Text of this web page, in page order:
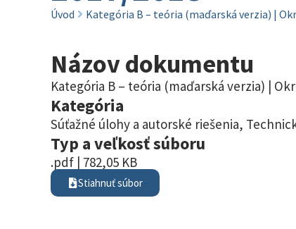
Úvod Kategória B – teória (maďarská verzia) |
Názov dokumentu
Kategória B – teória (maďarská verzia) |
Kategória
Súťažné úlohy a autorské riešenia,
Typ a veľkosť súboru
.pdf | 782,05 KB
Stiahnuť súbor